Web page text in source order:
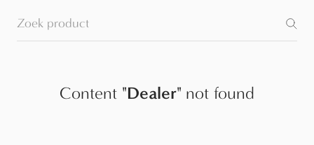
Content "Dealer" not found